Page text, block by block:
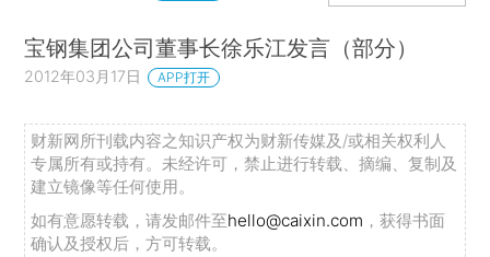
宝钢集团公司董事长徐乐江发言（部分）
2012年03月17日 APP打开
财新网所刊载内容之知识产权为财新传媒及/或相关权利人
专属所有或持有。未经许可，禁止进行转载、摘编、复制及
建立镜像等任何使用。
如有意愿转载，请发邮件至hello@caixin.com ，获得书面
确认及授权后，方可转载。